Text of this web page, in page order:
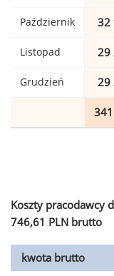
Październik 32
Listopad 29
Grudzień 29
Koszty pracodawcy
746,61 PLN brutto
kwota brutto